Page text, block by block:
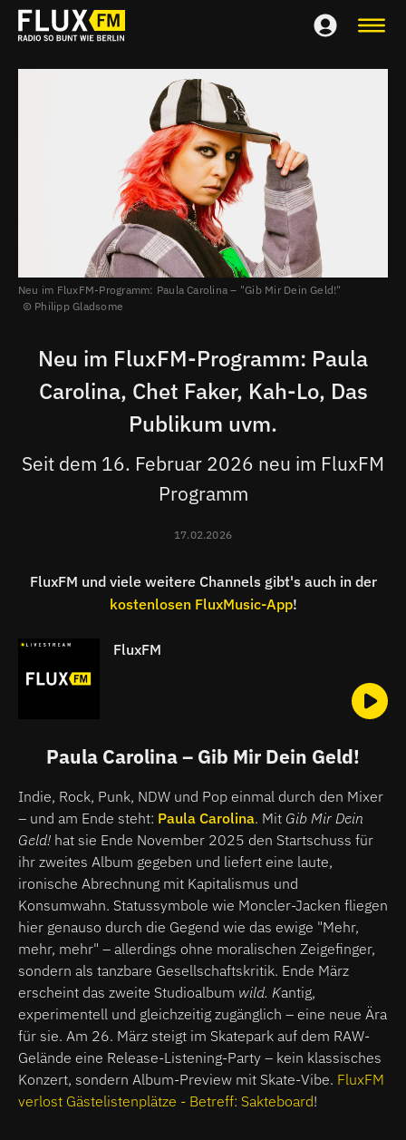
Neu im FluxFM-Programm: Paula Carolina – "Gib Mir Dein Geld!"
Philipp Gladsome
Neu im FluxFM-Programm: Paula
Carolina, Chet Faker, Kah-Lo, Das
Publikum uvm.
Seit dem 16. Februar 2026 neu im FluxFM
Programm
17.02.2026
FluxFM und viele weitere Channels gibt's auch in der
kostenlosen FluxMusic-App!
FluxFM
Paula Carolina – Gib Mir Dein Geld!
Indie, Rock, Punk, NDW und Pop einmal durch den Mixer
– und am Ende steht: Paula Carolina. Mit Gib Mir Dein
Geld! hat sie Ende November 2025 den Startschuss für
ihr zweites Album gegeben und liefert eine laute,
ironische Abrechnung mit Kapitalismus und
Konsumwahn. Statussymbole wie Moncler-Jacken fliegen
hier genauso durch die Gegend wie das ewige "Mehr,
mehr, mehr" – allerdings ohne moralischen Zeigefinger,
sondern als tanzbare Gesellschaftskritik. Ende März
erscheint das zweite Studioalbum wild. Kantig,
experimentell und gleichzeitig zugänglich – eine neue Ära
für sie. Am 26. März steigt im Skatepark auf dem RAW-
Gelände eine Release-Listening-Party – kein klassisches
Konzert, sondern Album-Preview mit Skate-Vibe. FluxFM
verlost Gästelistenplätze - Betreff: Sakteboard!